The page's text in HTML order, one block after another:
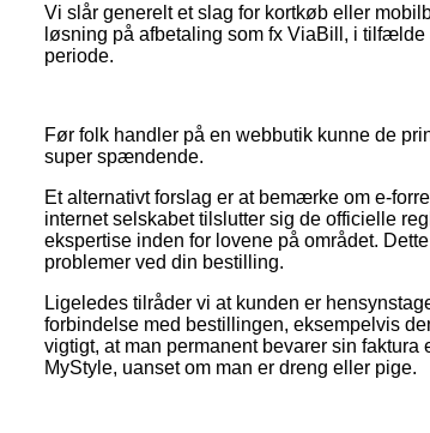
Vi slår generelt et slag for kortkøb eller
løsning på afbetaling som fx ViaBill, i
periode.
Før folk handler på en webbutik kunne de
super spændende.
Et alternativt forslag er at bemærke om e-
internet selskabet tilslutter sig de officielle
ekspertise inden for lovene på området.
problemer ved din bestilling.
Ligeledes tilråder vi at kunden er
forbindelse med bestillingen, eksempelvis
vigtigt, at man permanent bevarer sin
MyStyle, uanset om man er dreng eller pige.